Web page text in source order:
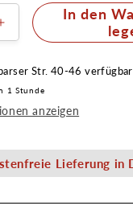
Erhöhe
die
Menge
für
Koteletten
mittel
Echthaar
In den
Str. 40-46 verfügbar
1 Stunde
anzeigen
Lieferung in